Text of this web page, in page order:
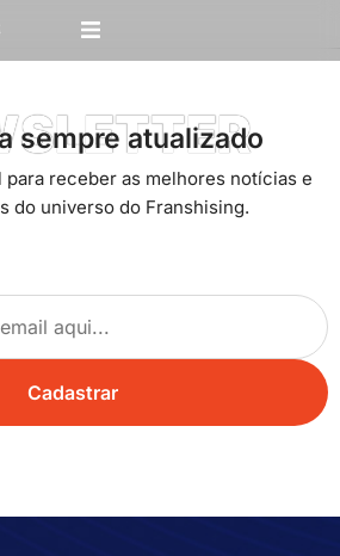
sempre atualizado​
para receber as melhores notícias e
do universo do Franshising.